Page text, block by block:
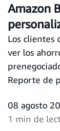
Amazon
Los clientes
ver los
Reporte de
08 agosto
1 min de